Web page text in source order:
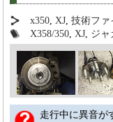
x350 XJ ,技術ファ
X358/350 XJ ジャ
走行中に異音が